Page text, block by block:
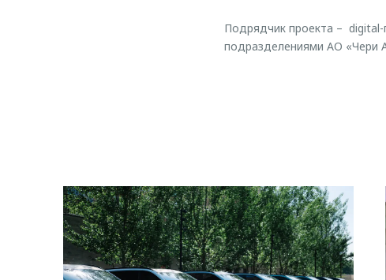
Подрядчик проекта –
подразделениями АО «Чери